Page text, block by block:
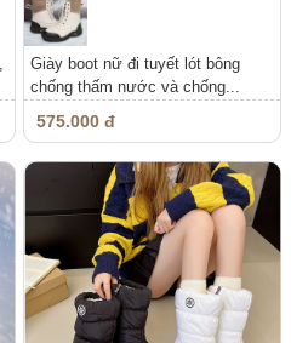
Giày boot nữ đi tuyết lót bông
chống thấm nước và chống...
575.000 đ